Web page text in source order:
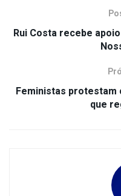
Rui Costa recebe
Feministas
que